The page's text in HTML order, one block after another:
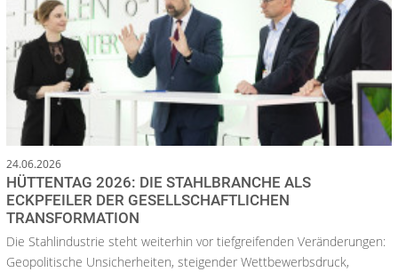
24.06.2026
HÜTTENTAG 2026: DIE STAHLBRANCHE ALS
ECKPFEILER DER GESELLSCHAFTLICHEN
TRANSFORMATION
Die Stahlindustrie steht weiterhin vor tiefgreifenden Veränderungen:
Geopolitische Unsicherheiten, steigender Wettbewerbsdruck,